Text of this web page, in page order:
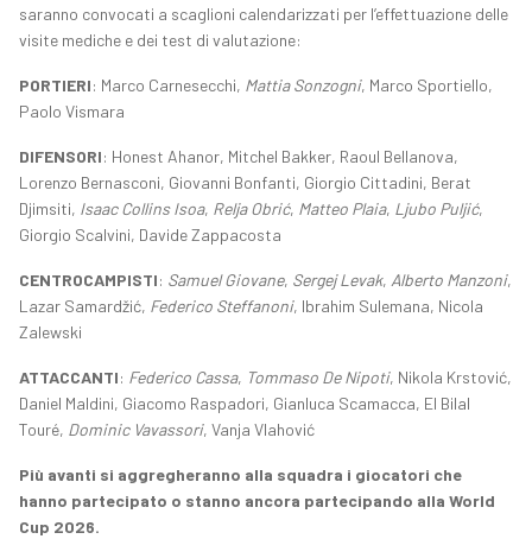
saranno convocati a scaglioni calendarizzati per l’effettuazione delle
visite mediche e dei test di valutazione:
PORTIERI: Marco Carnesecchi, Mattia Sonzogni, Marco Sportiello,
Paolo Vismara
DIFENSORI: Honest Ahanor, Mitchel Bakker, Raoul Bellanova,
Lorenzo Bernasconi, Giovanni Bonfanti, Giorgio Cittadini, Berat
Djimsiti, Isaac Collins Isoa, Relja Obrić, Matteo Plaia, Ljubo Puljić,
Giorgio Scalvini, Davide Zappacosta
CENTROCAMPISTI: Samuel Giovane, Sergej Levak, Alberto Manzoni,
Lazar Samardžić, Federico Steffanoni, Ibrahim Sulemana, Nicola
Zalewski
ATTACCANTI: Federico Cassa, Tommaso De Nipoti, Nikola Krstović,
Daniel Maldini, Giacomo Raspadori, Gianluca Scamacca, El Bilal
Touré, Dominic Vavassori, Vanja Vlahović
Più avanti si aggregheranno alla squadra i giocatori che
hanno partecipato o stanno ancora partecipando alla World
Cup 2026.